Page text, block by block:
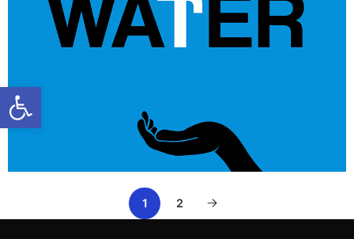
Ανοίξτε τη γραμμή εργαλείων
1 2